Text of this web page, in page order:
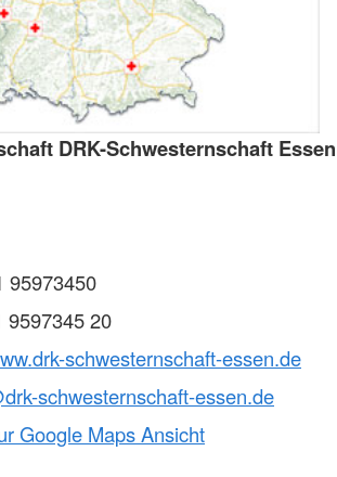
DRK-Schwesternschaft Essen
95973450
9597345 20
schwesternschaft-essen.de
schwesternschaft-essen.de
Google Maps Ansicht